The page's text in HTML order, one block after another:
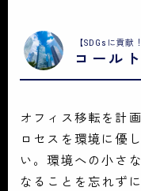
【SDGsに貢
コール
オフィス移転を計
ロセスを環境に優
い。環境への小さ
なることを忘れず